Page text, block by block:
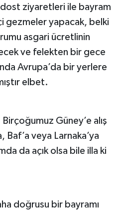
dost ziyaretleri ile bayram
gezmeler yapacak, belki
asgari ücretlinin
ve felekten bir gece
Avrupa’da bir yerlere
elbet.
Güney’e alış
Baf’a veya Larnaka’ya
da açık olsa bile illa ki
doğrusu bir bayramı